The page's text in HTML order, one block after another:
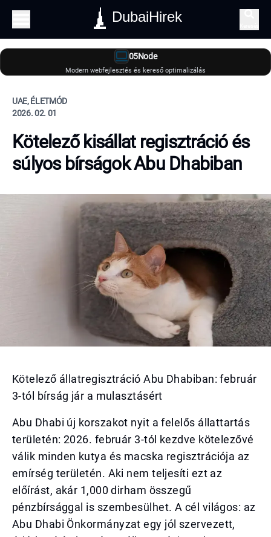
DubaiHirek
05Node
Modern webfejlesztés és kereső optimalizálás
UAE, ÉLETMÓD
2026. 02. 01
Kötelező kisállat regisztráció és
súlyos bírságok Abu Dhabiban
Kötelező állatregisztráció Abu Dhabiban: február
3-tól bírság jár a mulasztásért
Abu Dhabi új korszakot nyit a felelős állattartás
területén: 2026. február 3-tól kezdve kötelezővé
válik minden kutya és macska regisztrációja az
emírség területén. Aki nem teljesíti ezt az
előírást, akár 1,000 dirham összegű
pénzbírsággal is szembesülhet. A cél világos: az
Abu Dhabi Önkormányzat egy jól szervezett,